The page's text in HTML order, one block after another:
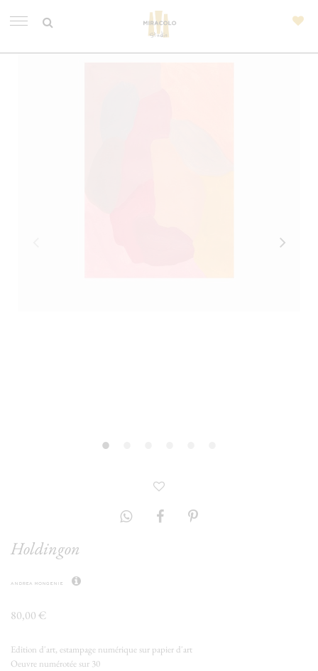
Holdingon
andrea mongenie
80,00 €
Edition d'art, estampage numérique sur papier d'art
Oeuvre numérotée sur 30